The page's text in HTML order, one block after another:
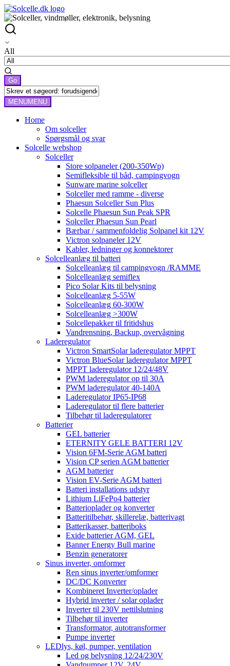
All
MENUMENU
Home
Om solceller
Spørgsmål og svar
Solcelle webshop
Solceller
Store solpaneler (200-350Wp)
Semifleksible til båd, campingvogn
Sunware marine solceller
Solceller med ramme - diverse
Phaesun Solceller Sun Plus
Solcelle Phaesun Sun Peak SPR
Solceller Phaesun Sun Pearl
Bærbar / sammenfoldelig Solpanel kit 12V
Victron solpaneler 12V
Kabler, ledninger og konnektorer
Solcelleanlæg til batteri
Solcelleanlæg til campingvogn /RAMME
Solcelleanlæg semiflex
Pico Solar Kits til belysning
Solcelleanlæg 5-55W
Solcelleanlæg 60-300W
Solcelleanlæg >300W
Solcellepakker til fritidshus
Vandrensning, Backup, overvågning
Laderegulator
Victron SmartSolar laderegulator MPPT
Victron BlueSolar laderegulator MPPT
MPPT laderegulator 12/24/48V
PWM laderegulator op til 30A
PWM laderegulator 40-140A
Laderegulator IP65-IP68
Laderegulator til flere batterier
Tilbehør til laderegulatorer
Batterier
GEL batterier
ETERNITY GELE BATTERI 12V
Vision 6FM-Serie AGM batteri
Vision CP serien AGM batterier
AGM batterier
Vision EV-Serie AGM batteri
Batteri installations udstyr
Lithium LiFePo4 batterier
Batterioplader og konverter
Batteritilbehør, skillerelæ, batterivagt
Batterikasser, batteriboks
Exide batterier AGM, GEL
Banner Energy Bull marine
Benzin generatorer
Sinus inverter, omformer
Ren sinus inverter/omformer
DC/DC Konverter
Kombineret Inverter/oplader
Hybrid inverter / solar oplader
Inverter til 230V nettilslutning
Tilbehør til inverter
Transformator, autotransformer
Pumpe inverter
LEDlys, køl, pumper, ventilation
Led og belysning 12/24/230V